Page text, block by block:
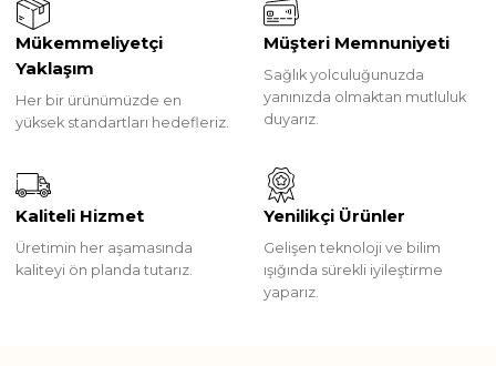
Mükemmeliyetçi
Yaklaşım
Her bir ürünümüzde en
yüksek standartları hedefleriz.
Müşteri Memnuniyeti
Sağlık yolculuğunuzda
yanınızda olmaktan mutluluk
duyarız.
Kaliteli Hizmet
Üretimin her aşamasında
kaliteyi ön planda tutarız.
Yenilikçi Ürünler
Gelişen teknoloji ve bilim
ışığında sürekli iyileştirme
yaparız.